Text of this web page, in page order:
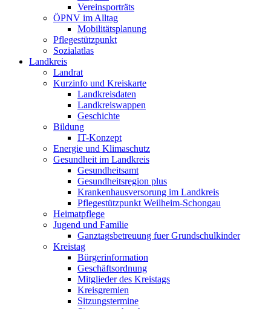
Vereinsporträts
ÖPNV im Alltag
Mobilitätsplanung
Pflegestützpunkt
Sozialatlas
Landkreis
Landrat
Kurzinfo und Kreiskarte
Landkreisdaten
Landkreiswappen
Geschichte
Bildung
IT-Konzept
Energie und Klimaschutz
Gesundheit im Landkreis
Gesundheitsamt
Gesundheitsregion plus
Krankenhausversorung im Landkreis
Pflegestützpunkt Weilheim-Schongau
Heimatpflege
Jugend und Familie
Ganztagsbetreuung fuer Grundschulkinder
Kreistag
Bürgerinformation
Geschäftsordnung
Mitglieder des Kreistags
Kreisgremien
Sitzungstermine